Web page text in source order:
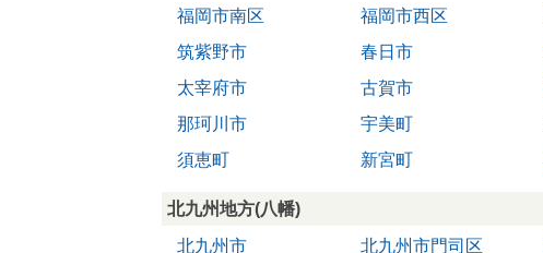
福岡市南区
福岡市西区
筑紫野市
春日市
太宰府市
古賀市
那珂川市
宇美町
須恵町
新宮町
北九州地方(八幡)
北九州市
北九州市門司区